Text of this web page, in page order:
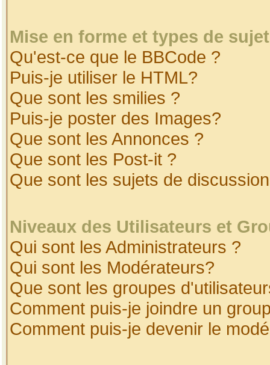
Mise en forme et types de
Qu'est-ce que le BBCode ?
Puis-je utiliser le HTML?
Que sont les smilies ?
Puis-je poster des Images?
Que sont les Annonces ?
Que sont les Post-it ?
Que sont les sujets de
Niveaux des Utilisateurs et
Qui sont les Administrateurs ?
Qui sont les Modérateurs?
Que sont les groupes
Comment puis-je joindre un
Comment puis-je devenir le